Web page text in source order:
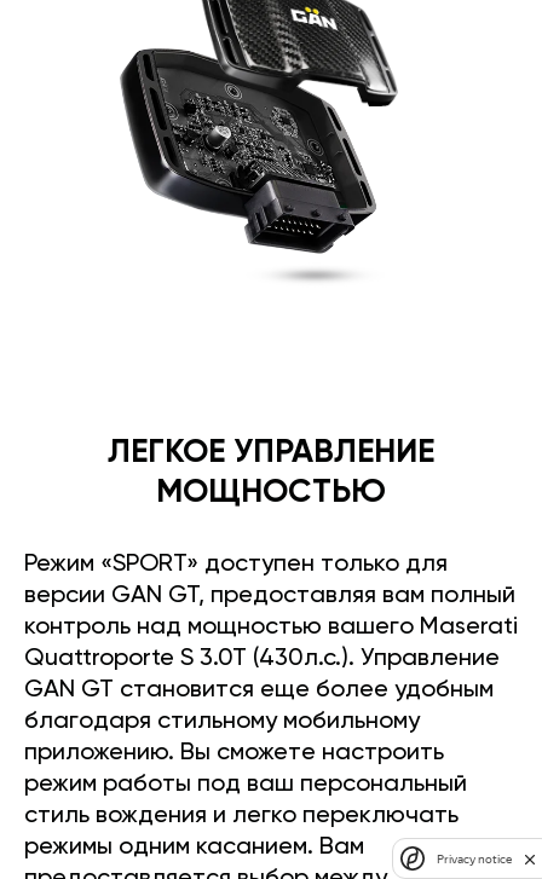
ЛЕГКОЕ УПРАВЛЕНИЕ
МОЩНОСТЬЮ
Режим «SPORT» доступен только для
версии GAN GT, предоставляя вам полный
контроль над мощностью вашего Maserati
Quattroporte S 3.0T (430л.с.). Управление
GAN GT становится еще более удобным
благодаря стильному мобильному
приложению. Вы сможете настроить
режим работы под ваш персональный
стиль вождения и легко переключать
режимы одним касанием. Вам
Privacy notice